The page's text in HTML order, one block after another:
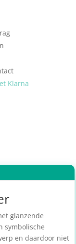
Klarna
glanzende
symbolische
en daardoor niet